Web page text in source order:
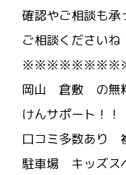
確認やご相談も承
ご相談くださいね
岡山 倉敷 の無
けんサポート！！
口コミ多数あり
駐車場 キッズス